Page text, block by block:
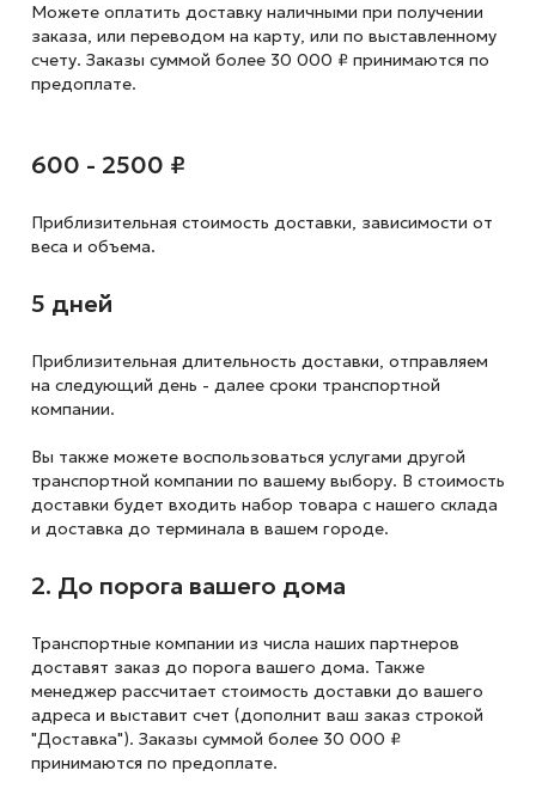
Можете оплатить доставку наличными при получении
заказа, или переводом на карту, или по выставленному
счету. Заказы суммой более 30 000 ₽ принимаются по
предоплате.
600 - 2500 ₽
Приблизительная стоимость доставки, зависимости от
веса и объема.
5 дней
Приблизительная длительность доставки, отправляем
на следующий день - далее сроки транспортной
компании.
Вы также можете воспользоваться услугами другой
транспортной компании по вашему выбору. В стоимость
доставки будет входить набор товара с нашего склада
и доставка до терминала в вашем городе.
2. До порога вашего дома
Транспортные компании из числа наших партнеров
доставят заказ до порога вашего дома. Также
менеджер рассчитает стоимость доставки до вашего
адреса и выставит счет (дополнит ваш заказ строкой
"Доставка"). Заказы суммой более 30 000 ₽
принимаются по предоплате.